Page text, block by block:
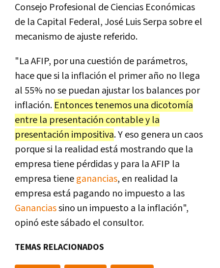
Consejo Profesional de Ciencias Económicas
de la Capital Federal, José Luis Serpa sobre el
mecanismo de ajuste referido.
"La AFIP, por una cuestión de parámetros,
hace que si la inflación el primer año no llega
al 55% no se puedan ajustar los balances por
inflación. Entonces tenemos una dicotomía
entre la presentación contable y la
presentación impositiva. Y eso genera un caos
porque si la realidad está mostrando que la
empresa tiene pérdidas y para la AFIP la
empresa tieneganancias, en realidad la
empresa está pagando no impuesto a las
Gananciassino un impuesto a la inflación",
opinó este sábado el consultor.
TEMAS RELACIONADOS